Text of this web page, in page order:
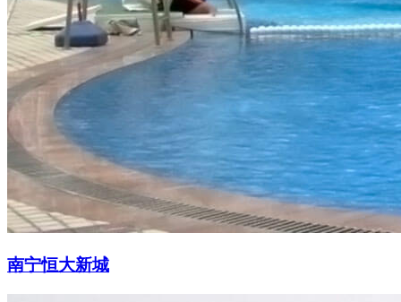
南宁恒大新城